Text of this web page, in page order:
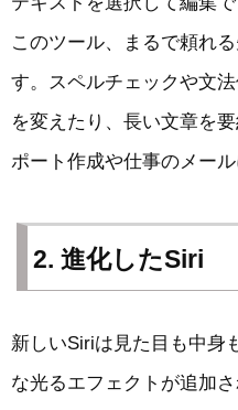
このツール、まるで頼れ
す。スペルチェックや文
を変えたり、長い文章を
ポート作成や仕事のメー
2. 進化したSiri
新しいSiriは見た目も中身
な光るエフェクトが追加